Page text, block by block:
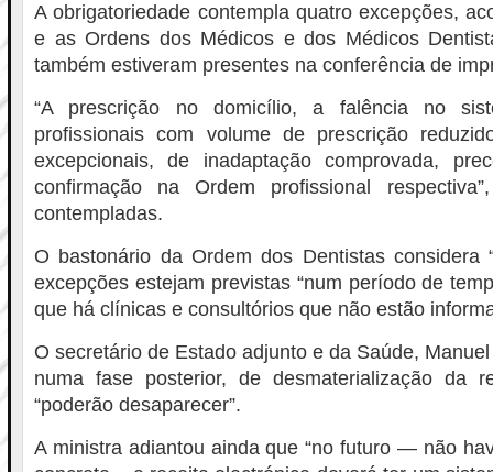
A obrigatoriedade contempla quatro excepções,
e as Ordens dos Médicos e dos Médicos
também estiveram presentes na conferência de
“A prescrição no domicílio, a falência no
profissionais com volume de prescrição
excepcionais, de inadaptação comprovada,
confirmação na Ordem profissional
contempladas.
O bastonário da Ordem dos Dentistas considera
excepções estejam previstas “num período de
que há clínicas e consultórios que não estão
O secretário de Estado adjunto e da Saúde,
numa fase posterior, de desmaterialização da
“poderão desaparecer”.
A ministra adiantou ainda que “no futuro — não